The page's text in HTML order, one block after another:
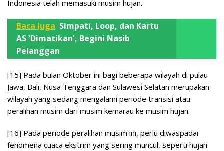
Indonesia telah memasuki musim hujan.
Baca Juga Simpati, Loop, dan Kartu
AS 'Dimatikan', Begini Nasib
Pelanggan
[15] Pada bulan Oktober ini bagi beberapa wilayah di pulau
Jawa, Bali, Nusa Tenggara dan Sulawesi Selatan merupakan
wilayah yang sedang mengalami periode transisi atau
peralihan musim dari musim kemarau ke musim hujan.
[16] Pada periode peralihan musim ini, perlu diwaspadai
fenomena cuaca ekstrim yang sering muncul, seperti hujan